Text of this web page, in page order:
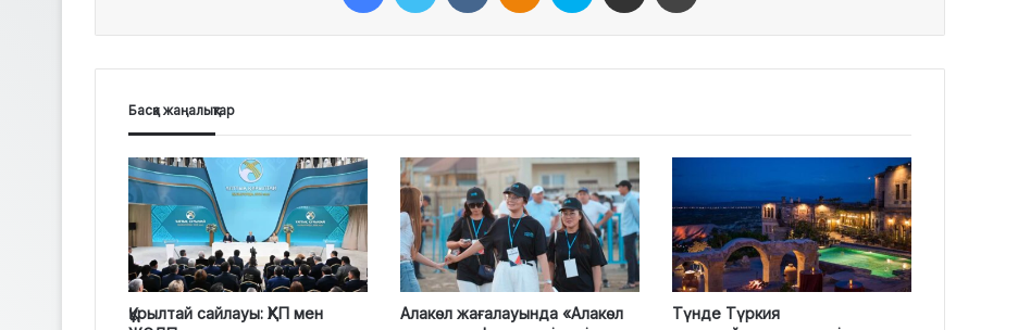
Басқа жаңалықтар
Құрылтай сайлауы: ҚХП мен
Алакөл жағалауында «Алакөл
Түнде Түркия